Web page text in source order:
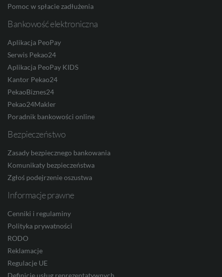
Pomoc w spłacie zadłużenia
Bankowość elektroniczna
Aplikacja PeoPay
Serwis Pekao24
Aplikacja PeoPay KIDS
Kantor Pekao24
PekaoBiznes24
Pekao24Makler
Poradnik bankowości online
Bezpieczeństwo
Zasady bezpiecznego bankowania
Komunikaty bezpieczeństwa
Zgłoś podejrzenie oszustwa
Informacje prawne
Cenniki i regulaminy
Polityka prywatności
RODO
Reklamacje
Regulacje UE
Definicje usług reprezentatywnych